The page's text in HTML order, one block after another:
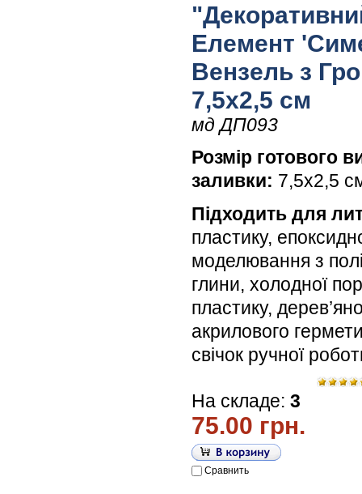
Елемент
Вензель з
7,5х2,5 см
мд ДП093
Розмір готового
заливки: 7,5х2,5
Підходить для
пластику,
моделювання з
глини, холодної
пластику,
акрилового
свічок ручної
На складе: 3
75.00 грн.
Сравнить